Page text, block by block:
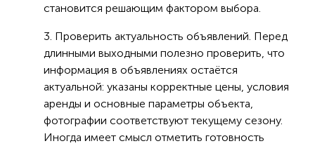
становится решающим фактором выбора.
3. Проверить актуальность объявлений. Перед
длинными выходными полезно проверить, что
информация в объявлениях остаётся
актуальной: указаны корректные цены, условия
аренды и основные параметры объекта,
фотографии соответствуют текущему сезону.
Иногда имеет смысл отметить готовность